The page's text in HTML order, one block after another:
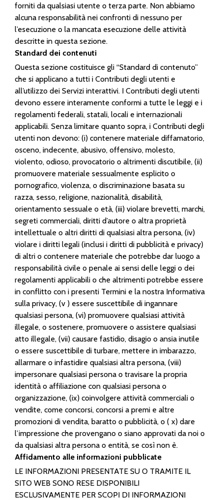
forniti da qualsiasi utente o terza parte. Non abbiamo
alcuna responsabilità nei confronti di nessuno per
l’esecuzione o la mancata esecuzione delle attività
descritte in questa sezione.
Standard dei contenuti
Questa sezione costituisce gli “Standard di contenuto”
che si applicano a tutti i Contributi degli utenti e
all’utilizzo dei Servizi interattivi. I Contributi degli utenti
devono essere interamente conformi a tutte le leggi e i
regolamenti federali, statali, locali e internazionali
applicabili. Senza limitare quanto sopra, i Contributi degli
utenti non devono: (i) contenere materiale diffamatorio,
osceno, indecente, abusivo, offensivo, molesto,
violento, odioso, provocatorio o altrimenti discutibile, (ii)
promuovere materiale sessualmente esplicito o
pornografico, violenza, o discriminazione basata su
razza, sesso, religione, nazionalità, disabilità,
orientamento sessuale o età, (iii) violare brevetti, marchi,
segreti commerciali, diritti d’autore o altra proprietà
intellettuale o altri diritti di qualsiasi altra persona, (iv)
violare i diritti legali (inclusi i diritti di pubblicità e privacy)
di altri o contenere materiale che potrebbe dar luogo a
responsabilità civile o penale ai sensi delle leggi o dei
regolamenti applicabili o che altrimenti potrebbe essere
in conflitto con i presenti Termini e la nostra Informativa
sulla privacy, (v ) essere suscettibile di ingannare
qualsiasi persona, (vi) promuovere qualsiasi attività
illegale, o sostenere, promuovere o assistere qualsiasi
atto illegale, (vii) causare fastidio, disagio o ansia inutile
o essere suscettibile di turbare, mettere in imbarazzo,
allarmare o infastidire qualsiasi altra persona, (viii)
impersonare qualsiasi persona o travisare la propria
identità o affiliazione con qualsiasi persona o
organizzazione, (ix) coinvolgere attività commerciali o
vendite, come concorsi, concorsi a premi e altre
promozioni di vendita, baratto o pubblicità, o ( x) dare
l’impressione che provengano o siano approvati da noi o
da qualsiasi altra persona o entità, se così non è.
Affidamento alle informazioni pubblicate
LE INFORMAZIONI PRESENTATE SU O TRAMITE IL
SITO WEB SONO RESE DISPONIBILI
ESCLUSIVAMENTE PER SCOPI DI INFORMAZIONI